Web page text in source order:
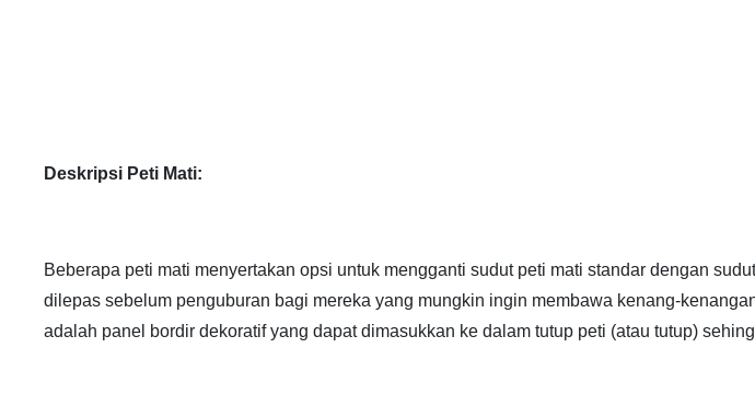
Deskripsi Peti Mati:
Beberapa peti mati menyertakan opsi untuk mengganti sudut peti mati standar dengan
dilepas sebelum penguburan bagi mereka yang mungkin ingin membawa kenang-
adalah panel bordir dekoratif yang dapat dimasukkan ke dalam tutup peti (atau tutup)